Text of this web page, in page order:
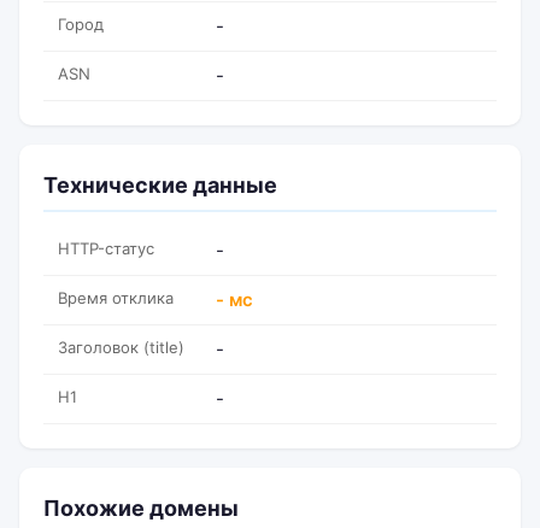
Город -
ASN -
Технические данные
HTTP-статус -
Время отклика - мс
Заголовок (title) -
H1 -
Похожие домены